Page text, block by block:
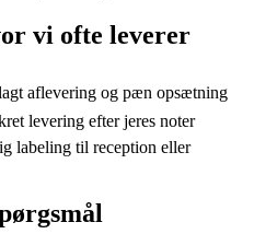
vi ofte leverer
aflevering og pæn opsætning
levering efter jeres noter
labeling til reception eller